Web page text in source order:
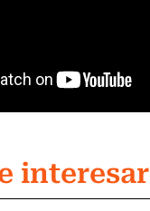
interesar